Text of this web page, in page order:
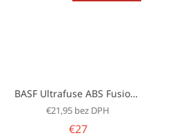
BASF Ultrafuse ABS Fusion+
€21,95 bez DPH
€27